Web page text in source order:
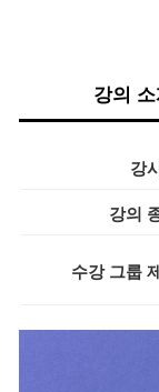
강의
강
강의
수강 그룹